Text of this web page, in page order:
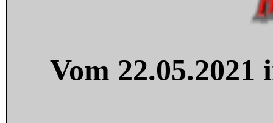
Vom